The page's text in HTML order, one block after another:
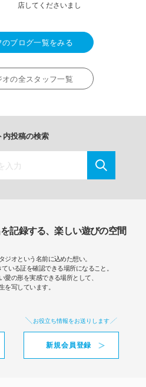
店してくださいまし
のブログ一覧をみる
オの全スタッフ一覧
内投稿の検索
記録する、楽しい遊びの空間
ジオという名前に込めた想い。
いる証を確認できる場所になること。
愛の形を実感できる場所として、
を写しています。
お役立ち情報をお送りします
新規会員登録